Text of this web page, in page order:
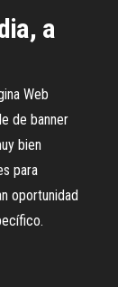
a
Web
de banner
bien
para
oportunidad